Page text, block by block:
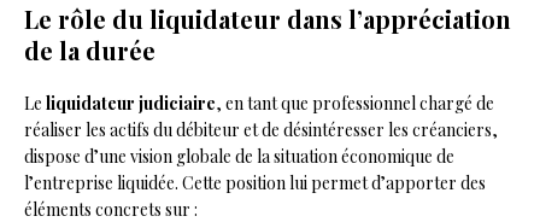
Le rôle du liquidateur dans l’appréciation
de la durée
Le liquidateur judiciaire, en tant que professionnel chargé de
réaliser les actifs du débiteur et de désintéresser les créanciers,
dispose d’une vision globale de la situation économique de
l’entreprise liquidée. Cette position lui permet d’apporter des
éléments concrets sur :